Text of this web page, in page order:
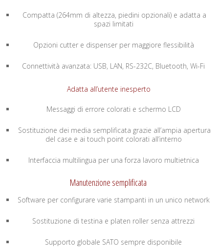
Compatta (264mm di altezza, piedini opzionali) e adatta a
spazi limitati
Opzioni cutter e dispenser per maggiore flessibilità
Connettività avanzata: USB, LAN, RS-232C, Bluetooth, Wi-Fi
Adatta all’utente inesperto
Messaggi di errore colorati e schermo LCD
Sostituzione dei media semplificata grazie all’ampia apertura
del case e ai touch point colorati all’interno
Interfaccia multilingua per una forza lavoro multietnica
Manutenzione semplificata
Software per configurare varie stampanti in un unico network
Sostituzione di testina e platen roller senza attrezzi
Supporto globale SATO sempre disponibile